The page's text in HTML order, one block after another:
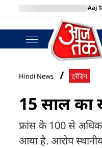
Aaj
BT Bazaar
Hindi News ट्रेंडिंग
15 साल का
फ्रांस के 100 से अधिक
आया है. आरोप